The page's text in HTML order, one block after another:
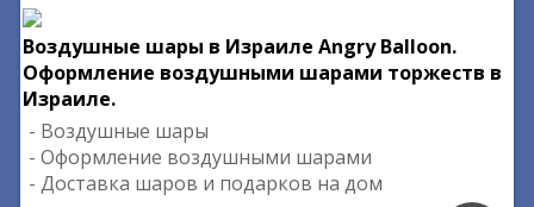
Воздушные шары в Израиле Angry Balloon.
Оформление воздушными шарами торжеств в
Израиле.
- Воздушные шары
- Оформление воздушными шарами
- Доставка шаров и подарков на дом